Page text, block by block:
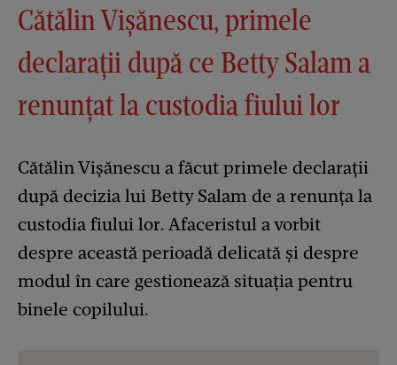
Cătălin Vișănescu, primele
declarații după ce Betty Salam a
renunțat la custodia fiului lor
Cătălin Vișănescu a făcut primele declarații
după decizia lui Betty Salam de a renunța la
custodia fiului lor. Afaceristul a vorbit
despre această perioadă delicată și despre
modul în care gestionează situația pentru
binele copilului.